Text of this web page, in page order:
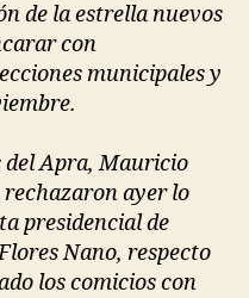
de la estrella nuevos
con
municipales y
del Apra, Mauricio
ayer lo
presidencial de
Nano, respecto
los comicios con